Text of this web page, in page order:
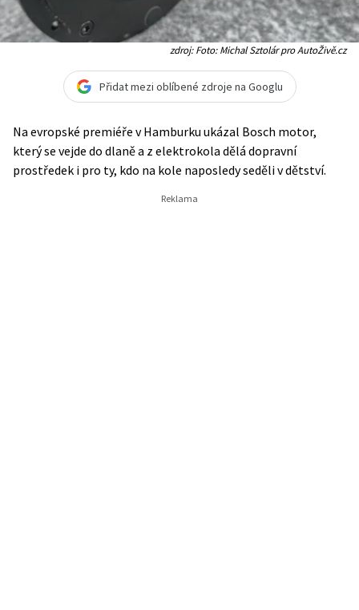
zdroj: Foto: Michal Sztolár pro AutoŽivě.cz
Přidat mezi oblíbené zdroje na Googlu
Na evropské premiéře v Hamburku ukázal Bosch motor,
který se vejde do dlaně a z elektrokola dělá dopravní
prostředek i pro ty, kdo na kole naposledy seděli v dětství.